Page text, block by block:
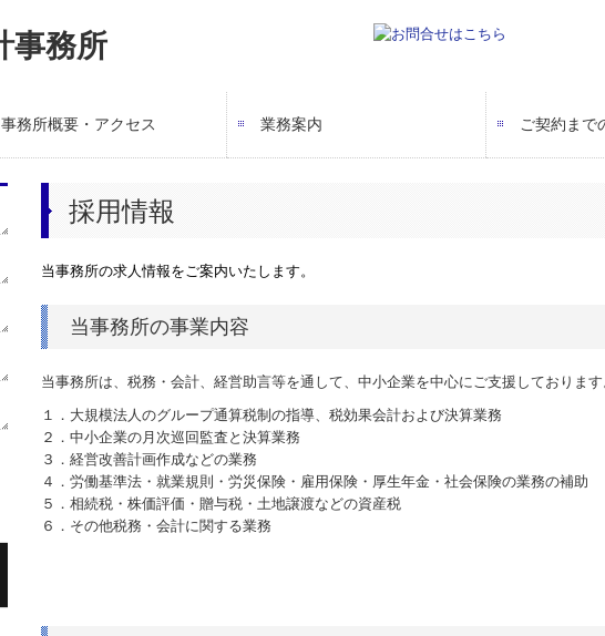
事務所概要・アクセス 業務案内 ご契約まで
採用情報
当事務所の求人情報をご案内いたします。
当事務所の事業内容
当事務所は、税務・会計、経営助言等を通して、中小企業を中心にご支援しております
１．大規模法人のグループ通算税制の指導、税効果会計および決算業務
２．中小企業の月次巡回監査と決算業務
３．経営改善計画作成などの業務
４．労働基準法・就業規則・労災保険・雇用保険・厚生年金・社会保険の業務の補助
５．相続税・株価評価・贈与税・土地譲渡などの資産税
６．その他税務・会計に関する業務